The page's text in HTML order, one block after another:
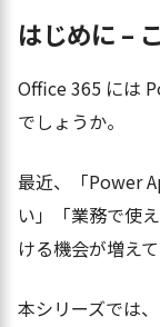
はじめに –
Office 365 には
でしょうか。
最近、「Power
い」「業務で使
ける機会が増えて
本シリーズでは、